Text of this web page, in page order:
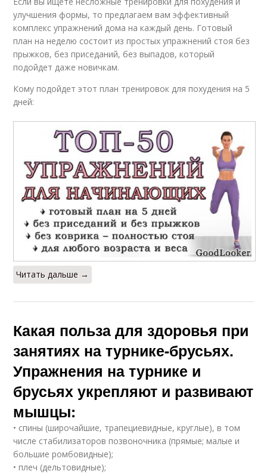
улучшения формы, то предлагаем вам эффективный
комплекс упражнений дома на каждый день. Готовый
план на неделю состоит из простых упражнений стоя без
прыжков, без приседаний, без выпадов, который
подойдет даже новичкам.
Кому подойдет этот план тренировок для похудения на 5
дней:
Читать дальше →
Какая польза для здоровья при
занятиях на турнике-брусьях.
Упражнения на турнике и
брусьях укрепляют и развивают
мышцы:
• спины (широчайшие, трапециевидные, круглые), в том
числе стабилизаторов позвоночника (прямые; малые и
большие ромбовидные);
• плеч (дельтовидные);